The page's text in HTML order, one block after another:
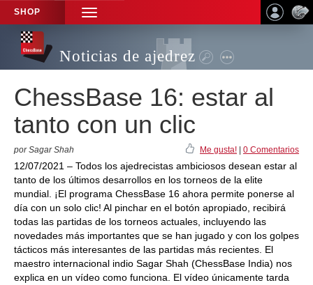
SHOP
TOGGLE
NAVIGATION
Noticias de ajedrez
ChessBase 16: estar al
tanto con un clic
por Sagar Shah Me gusta! 0 Comentarios
12/07/2021 – Todos los ajedrecistas ambiciosos desean estar al
tanto de los últimos desarrollos en los torneos de la elite
mundial. ¡El programa ChessBase 16 ahora permite ponerse al
día con un solo clic! Al pinchar en el botón apropiado, recibirá
todas las partidas de los torneos actuales, incluyendo las
novedades más importantes que se han jugado y con los golpes
tácticos más interesantes de las partidas más recientes. El
maestro internacional indio Sagar Shah (ChessBase India) nos
explica en un vídeo como funciona. El vídeo únicamente tarda